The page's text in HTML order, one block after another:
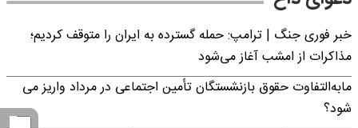
خبر فوری جنگ | ترامپ: حمله گسترده به ایران را متوقف کردیم؛
مذاکرات از امشب آغاز می‌شود
مابه‌التفاوت حقوق بازنشستگان تأمین اجتماعی در مرداد واریز می
شود؟